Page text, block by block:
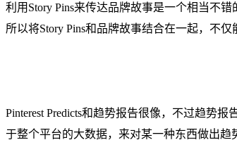
利用Story Pins来传达品牌故事是一个相当不
所以将Story Pins和品牌故事结合在一起，不
Pinterest Predicts和趋势报告很像，不过趋势报
于整个平台的大数据，来对某一种东西做出趋